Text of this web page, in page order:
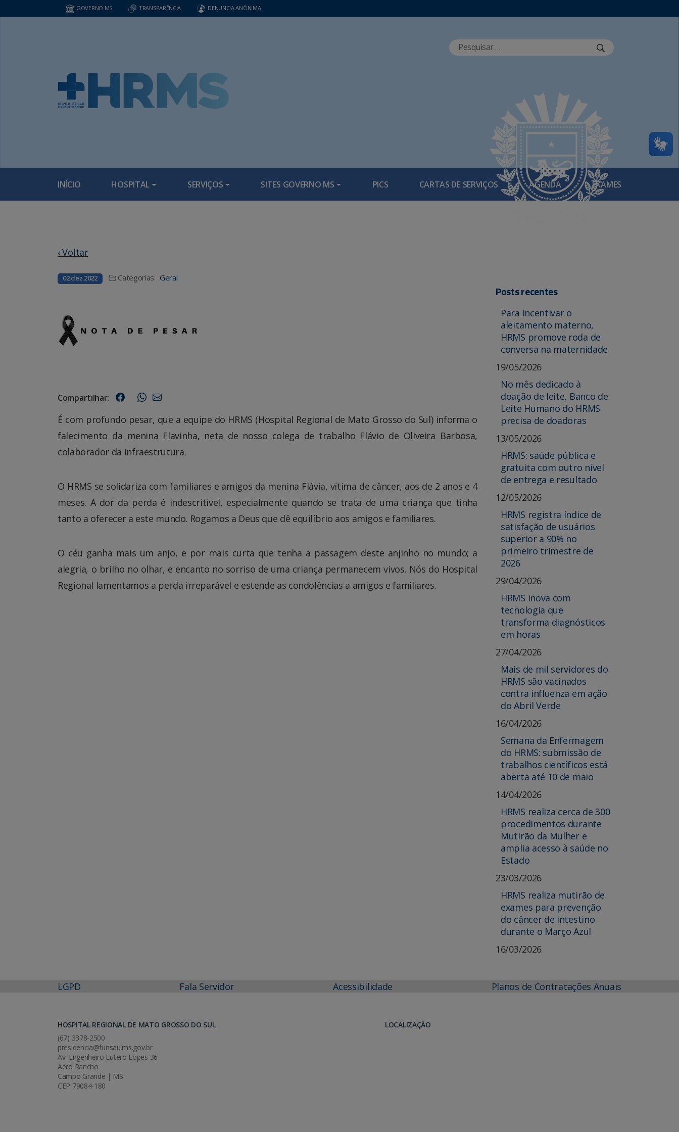
GOVERNO MS TRANSPARÊNCIA DENUNCIA ANÔNIMA
INÍCIO HOSPITAL SERVIÇOS SITES GOVERNO MS PICS CARTAS DE SERVIÇOS AGENDA EXAMES
‹ Voltar
02 dez 2022 Categorias: Geral
Compartilhar:
É com profundo pesar, que a equipe do HRMS (Hospital Regional de Mato Grosso do Sul) informa o
falecimento da menina Flavinha, neta de nosso colega de trabalho Flávio de Oliveira Barbosa,
colaborador da infraestrutura.
O HRMS se solidariza com familiares e amigos da menina Flávia, vítima de câncer, aos de 2 anos e 4
meses. A dor da perda é indescritível, especialmente quando se trata de uma criança que tinha
tanto a oferecer a este mundo. Rogamos a Deus que dê equilíbrio aos amigos e familiares.
O céu ganha mais um anjo, e por mais curta que tenha a passagem deste anjinho no mundo; a
alegria, o brilho no olhar, e encanto no sorriso de uma criança permanecem vivos. Nós do Hospital
Regional lamentamos a perda irreparável e estende as condolências a amigos e familiares.
Posts recentes
Para incentivar o
aleitamento materno,
HRMS promove roda de
conversa na maternidade
19/05/2026
No mês dedicado à
doação de leite, Banco de
Leite Humano do HRMS
precisa de doadoras
13/05/2026
HRMS: saúde pública e
gratuita com outro nível
de entrega e resultado
12/05/2026
HRMS registra índice de
satisfação de usuários
superior a 90% no
primeiro trimestre de
2026
29/04/2026
HRMS inova com
tecnologia que
transforma diagnósticos
em horas
27/04/2026
Mais de mil servidores do
HRMS são vacinados
contra influenza em ação
do Abril Verde
16/04/2026
Semana da Enfermagem
do HRMS: submissão de
trabalhos científicos está
aberta até 10 de maio
14/04/2026
HRMS realiza cerca de 300
procedimentos durante
Mutirão da Mulher e
amplia acesso à saúde no
Estado
23/03/2026
HRMS realiza mutirão de
exames para prevenção
do câncer de intestino
durante o Março Azul
16/03/2026
LGPD Fala Servidor Acessibilidade Planos de Contratações Anuais
HOSPITAL REGIONAL DE MATO GROSSO DO SUL
(67) 3378-2500
presidencia@funsau.ms.gov.br
Av. Engenheiro Lutero Lopes 36
Aero Rancho
Campo Grande | MS
CEP 79084-180
LOCALIZAÇÃO